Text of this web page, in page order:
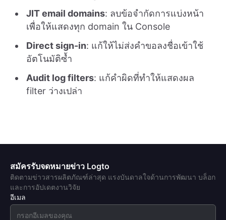
JIT email domains: ลบข้อจำกัดการแบ่งหน้า
เพื่อให้แสดงทุก domain ใน Console
Direct sign-in: แก้ให้ไม่ส่งคำขอลงชื่อเข้าใช้
อัตโนมัติซ้ำ
Audit log filters: แก้คำผิดที่ทำให้แสดงผล
filter ว่างเปล่า
สมัครรับจดหมายข่าว Logto
ติดตามข่าวสารผลิตภัณฑ์ล่าสุด แรงบันดาลใจด้านการพัฒนา บล็อก
และการอัปเดตงานวิจัย
อีเมล